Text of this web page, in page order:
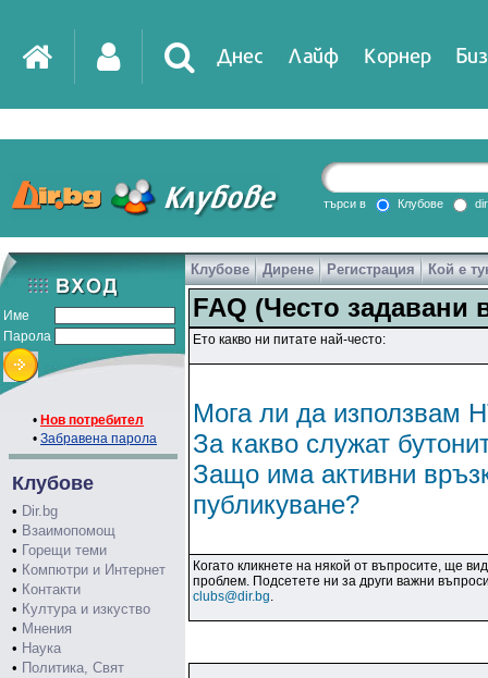
Днес Лайф Корнер
DirTV Impressio
Games
търси в Клубове
Име
Парола
• Нов потребител
• Забравена парола
Клубове
• Dir.bg
• Взаимопомощ
• Горещи теми
• Компютри и Интернет
• Контакти
• Култура и изкуство
• Мнения
• Наука
• Политика, Свят
Клубове Дирене Регистрация Кой е
FAQ (Често задавани
Ето какво ни питате най-често:
Мога ли да използвам
За какво служат
Защо има активни
публикуване?
Когато кликнете на някой от въпросите, ще
проблем. Подсетете ни за други важни
clubs@dir.bg.